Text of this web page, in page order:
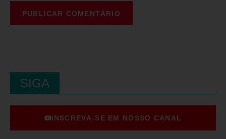
SIGA
INSCREVA-SE EM NOSSO CANAL